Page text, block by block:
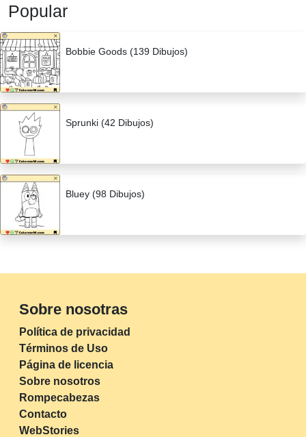
Popular
Bobbie Goods (139 Dibujos)
Sprunki (42 Dibujos)
Bluey (98 Dibujos)
Sobre nosotras
Política de privacidad
Términos de Uso
Página de licencia
Sobre nosotros
Rompecabezas
Contacto
WebStories